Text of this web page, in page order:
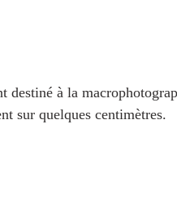
à la
sur quelques centimètres.